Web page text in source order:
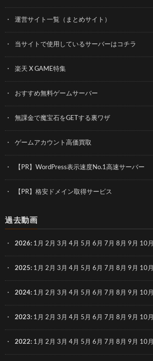
運営サイト一覧（まとめサイト）
当サイトで使用しているサーバーはコチラ
楽天 X GAME特集
おすすめ無料ゲームサーバー
無課金で魔宝石をGETする裏ワザ
ゲームアカウント高価買取
【PR】WordPress表示速度No.1高速サーバー
【PR】格安ドメイン取得サービス
過去動画
2026: 1月 2月 3月 4月 5月 6月 7月 8月 9月 10月
2025: 1月 2月 3月 4月 5月 6月 7月 8月 9月 10月
2024: 1月 2月 3月 4月 5月 6月 7月 8月 9月 10月
2023: 1月 2月 3月 4月 5月 6月 7月 8月 9月 10月
2022: 1月 2月 3月 4月 5月 6月 7月 8月 9月 10月